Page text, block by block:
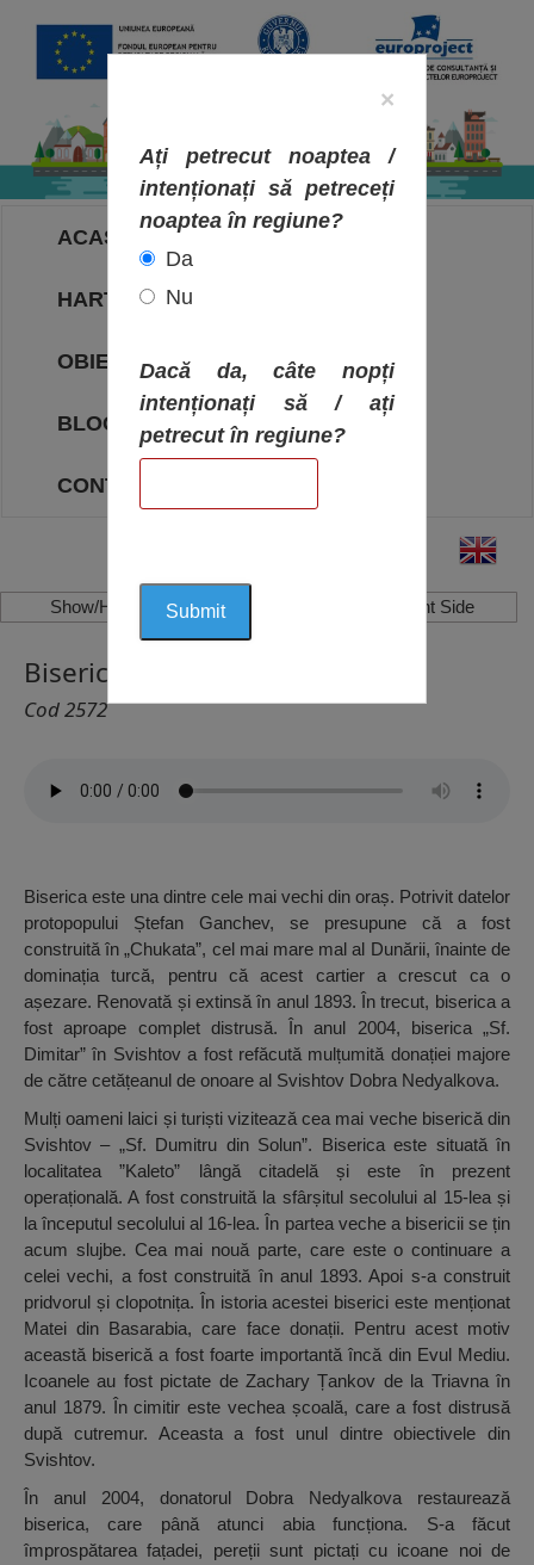
ACASA
HARTA OBIECTIVELOR
OBIECTIVE
BLOG
CONTACT
Show/Hide Left Side Show/Hide Right Side
Biserica Sf. Dimitar, Svishtov
Cod 2572
Biserica este una dintre cele mai vechi din oraș. Potrivit datelor
protopopului Ștefan Ganchev, se presupune că a fost
construită în „Chukata”, cel mai mare mal al Dunării, înainte de
dominația turcă, pentru că acest cartier a crescut ca o
așezare. Renovată și extinsă în anul 1893. În trecut, biserica a
fost aproape complet distrusă. În anul 2004, biserica „Sf.
Dimitar” în Svishtov a fost refăcută mulțumită donației majore
de către cetățeanul de onoare al Svishtov Dobra Nedyalkova.
Mulți oameni laici și turiști vizitează cea mai veche biserică din
Svishtov – „Sf. Dumitru din Solun”. Biserica este situată în
localitatea ”Kaleto” lângă citadelă și este în prezent
operațională. A fost construită la sfârșitul secolului al 15-lea și
la începutul secolului al 16-lea. În partea veche a bisericii se țin
acum slujbe. Cea mai nouă parte, care este o continuare a
celei vechi, a fost construită în anul 1893. Apoi s-a construit
pridvorul și clopotnița. În istoria acestei biserici este menționat
Matei din Basarabia, care face donații. Pentru acest motiv
această biserică a fost foarte importantă încă din Evul Mediu.
Icoanele au fost pictate de Zachary Țankov de la Triavna în
anul 1879. În cimitir este vechea școală, care a fost distrusă
după cutremur. Aceasta a fost unul dintre obiectivele din
Svishtov.
În anul 2004, donatorul Dobra Nedyalkova restaurează
biserica, care până atunci abia funcționa. S-a făcut
împrospătarea fațadei, pereții sunt pictați cu icoane noi de
×
Ați petrecut noaptea /
intenționați să petreceți
noaptea în regiune?
Da
Nu
Dacă da, câte nopți
intenționați să / ați
petrecut în regiune?